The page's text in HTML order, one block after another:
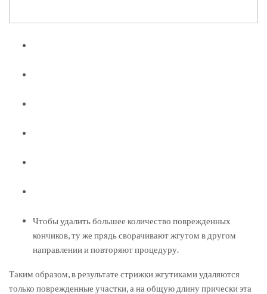
Чтобы удалить большее количество поврежденных
кончиков, ту же прядь сворачивают жгутом в другом
направлении и повторяют процедуру.
Таким образом, в результате стрижки жгутиками удаляются
только поврежденные участки, а на общую длину прически эта